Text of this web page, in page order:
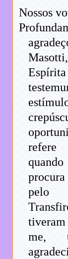
Nossos
refere
pelo
me,